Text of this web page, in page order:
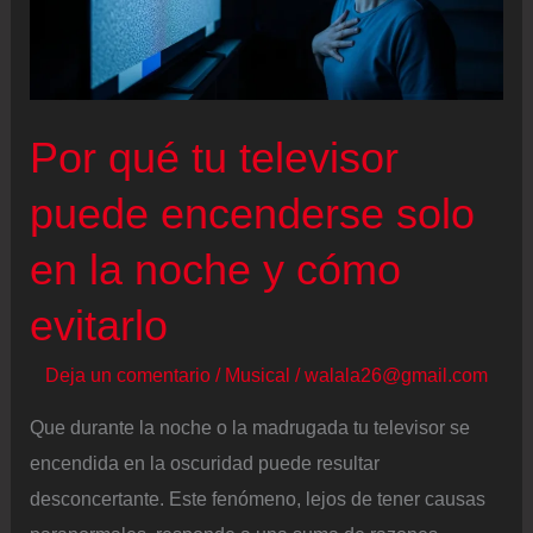
Por qué tu televisor
puede encenderse solo
en la noche y cómo
evitarlo
Deja un comentario / Musical /walala26@gmail.com
Que durante la noche o la madrugada tu televisor se
encendida en la oscuridad puede resultar
desconcertante. Este fenómeno, lejos de tener causas